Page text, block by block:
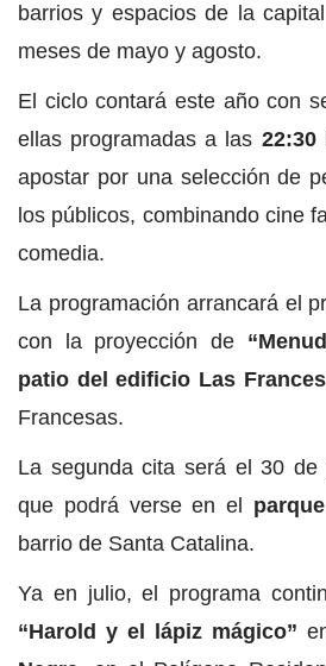
barrios y espacios de la
meses de mayo y agosto.
El ciclo contará este año con
ellas programadas a las 22:30
apostar por una selección de
los públicos, combinando cine
comedia.
La programación arrancará el
con la proyección de
patio del edificio Las
Francesas.
La segunda cita será el 30 de
que podrá verse en el
barrio de Santa Catalina.
Ya en julio, el programa
“Harold y el lápiz mágico”